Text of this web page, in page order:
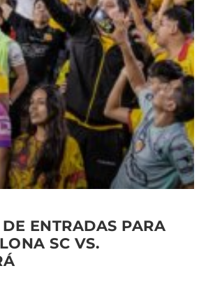
ENTRADAS PARA
SC VS.